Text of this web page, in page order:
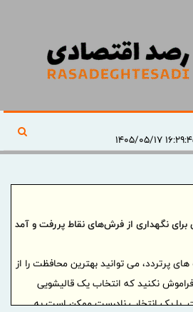
برای نگهداری از فرش‌های نقاط پررفت و آمد
می توانید بهترین محافظت را از
نکنید که انتخاب یک قالیشویی
با یک انتخاب نادرست ممکن است به